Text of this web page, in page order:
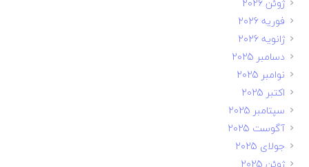
فوریه 2026
ژانویه 2026
دسامبر 2025
نوامبر 2025
اکتبر 2025
سپتامبر 2025
آگوست 2025
جولای 2025